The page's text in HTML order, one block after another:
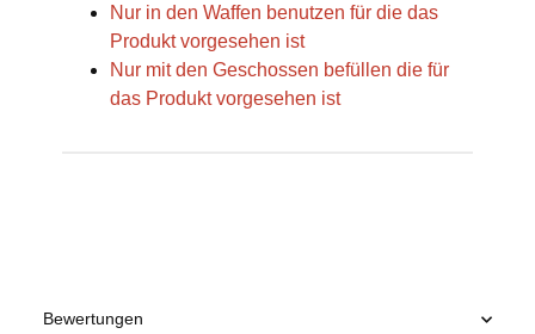
Nur in den Waffen benutzen für die das
Produkt vorgesehen ist
Nur mit den Geschossen befüllen die für
das Produkt vorgesehen ist
Bewertungen